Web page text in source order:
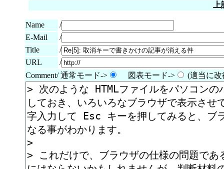
Name
/
E-Mail
/
Title
/
URL
/
Comment/ 通常モード->
図表モード-> (適当に